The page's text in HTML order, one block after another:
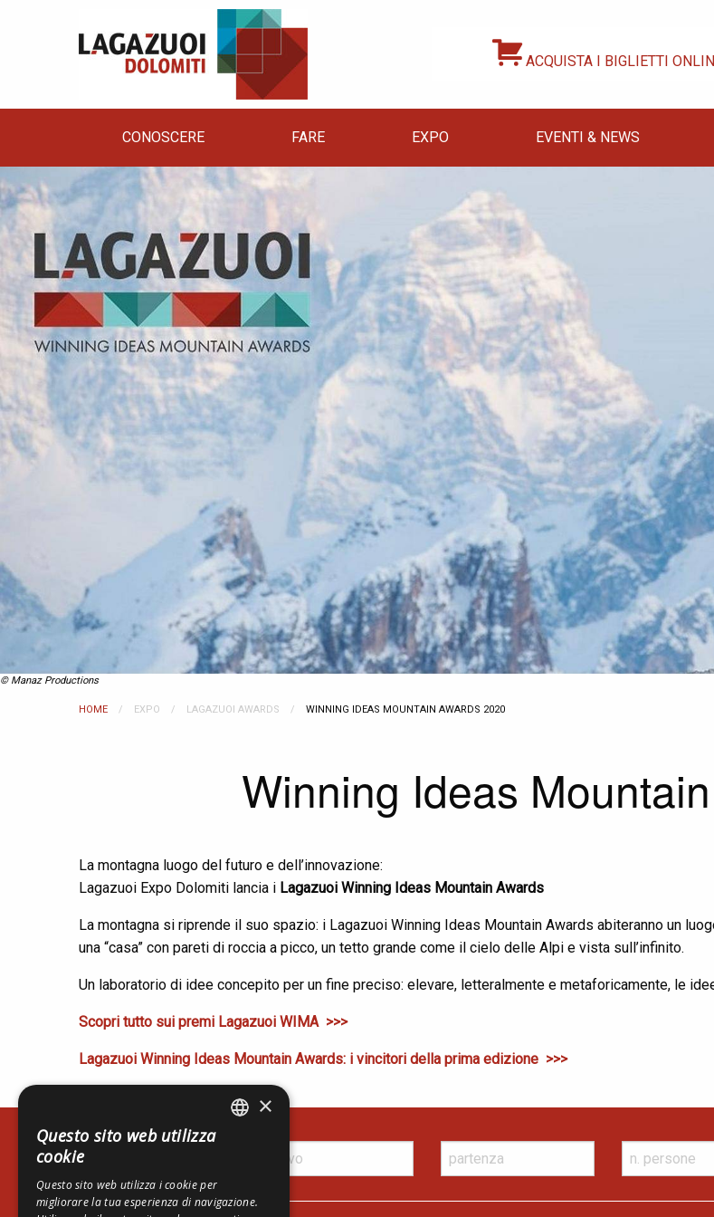
ACQUISTA I BIGLIETTI
CONOSCERE FARE EXPO EVENTI & NEWS
© Manaz Productions
HOME EXPO LAGAZUOI AWARDS CURRENT:
WINNING IDEAS MOUNTAIN AWARDS 2020
Winning Ideas
La montagna luogo del futuro e dell’innovazione:
Lagazuoi Expo Dolomiti lancia i Lagazuoi Winning Ideas Mountain Awards
La montagna si riprende il suo spazio: i Lagazuoi Winning Ideas Mountain Awards abiteranno un
una “casa” con pareti di roccia a picco, un tetto grande come il cielo delle Alpi e vista sull’infinito.
Un laboratorio di idee concepito per un fine preciso: elevare, letteralmente e metaforicamente, le
Scopri tutto sui premi Lagazuoi WIMA >>>
Lagazuoi Winning Ideas Mountain Awards: i vincitori della prima edizione >>>
Lagazuoi Spa
GERMAN
×
Questo sito web utilizza
cookie
Questo sito web utilizza i cookie per
migliorare la tua esperienza di navigazione.